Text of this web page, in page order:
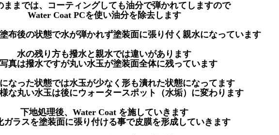
ままでは、コーティングしても油分で弾かれてしますので
Water Coat PCを使い油分を除去します
布後の状態で水が弾かれず塗装面に張り付く親水になっています
水の残り方も撥水と親水では違いがあります
写真は撥水ですが丸い水玉が塗装面全体に残っています
なった状態では水玉が少なく形も潰れた状態になってます
な丸い水玉は後にウォータースポット（水垢）に変わります
下地処理後、Water Coat を施していきます
ガラスを塗装面に張り付ける事で皮膜を形成していきます